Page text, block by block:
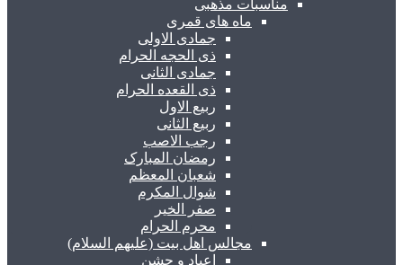
مناسبات مذهبی
ماه های قمری
جمادی الاولی
ذی الحجه الحرام
جمادی الثانی
ذی القعده الحرام
ربیع الاول
ربیع الثانی
رجب الاصب
رمضان المبارک
شعبان المعظم
شوال المکرم
صفر الخیر
محرم الحرام
مجالس اهل بیت (علیهم السلام)
اعیاد و جشن